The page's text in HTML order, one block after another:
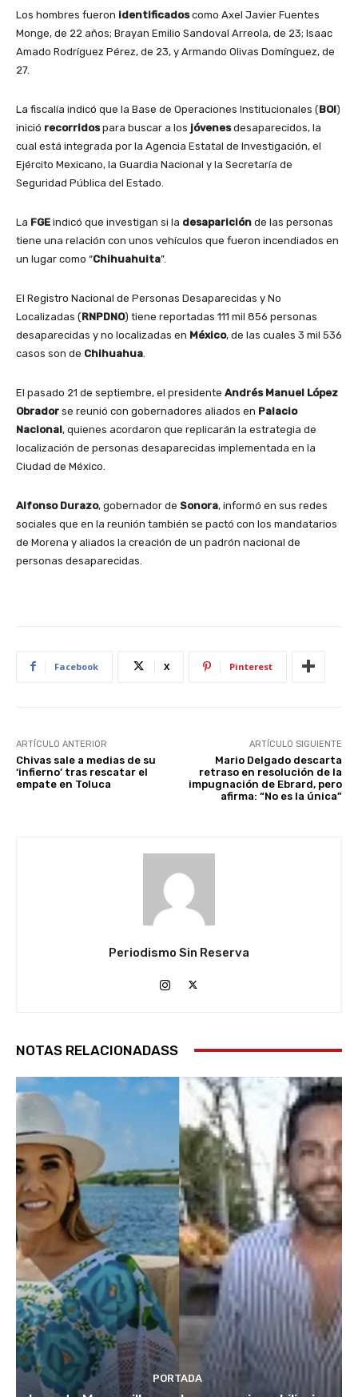
Los hombres fueron identificadoscomo Axel Javier Fuentes
Monge, de 22 años; Brayan Emilio Sandoval Arreola, de 23; Isaac
Amado Rodríguez Pérez, de 23, y Armando Olivas Domínguez, de
27.
La fiscalía indicó que la Base de Operaciones Institucionales (BOI)
inició recorridospara buscar a los jóvenesdesaparecidos, la
cual está integrada por la Agencia Estatal de Investigación, el
Ejército Mexicano, la Guardia Nacional y la Secretaría de
Seguridad Pública del Estado.
La FGE indicó que investigan si la desaparición de las personas
tiene una relación con unos vehículos que fueron incendiados en
un lugar como “Chihuahuita”.
El Registro Nacional de Personas Desaparecidas y No
Localizadas (RNPDNO) tiene reportadas 111 mil 856 personas
desaparecidas y no localizadas en México, de las cuales 3 mil 536
casos son de Chihuahua
El pasado 21 de septiembre, el presidente Andrés Manuel López
Obrador se reunió con gobernadores aliados en Palacio
Nacional, quienes acordaron que replicarán la estrategia de
localización de personas desaparecidas implementada en la
Ciudad de México.
Alfonso Durazo, gobernador de Sonora, informó en sus redes
sociales que en la reunión también se pactó con los mandatarios
de Morena y aliados la creación de un padrón nacional de
personas desaparecidas.
Facebook X Pinterest
ARTÍCULO ANTERIOR
Chivas sale a medias de su
‘infierno’ tras rescatar el
empate en Toluca
ARTÍCULO SIGUIENTE
Mario Delgado descarta
retraso en resolución de la
impugnación de Ebrard, pero
afirma: “No es la única”
Periodismo Sin Reserva
NOTAS RELACIONADASS
PORTADA